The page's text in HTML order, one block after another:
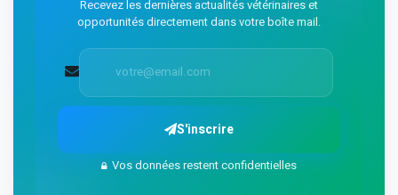
Recevez les dernières actualités vétérinaires et
opportunités directement dans votre boîte mail.
S'inscrire
Vos données restent confidentielles